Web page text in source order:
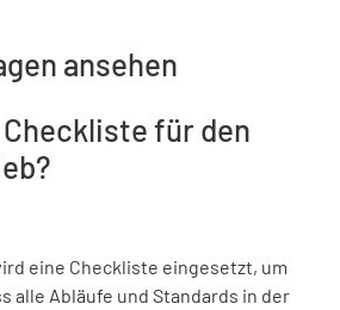
ansehen
für den
eine Checkliste eingesetzt, um
alle Abläufe und Standards in der